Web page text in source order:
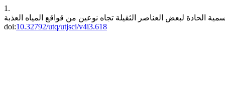
1.
doi:10.32792/utq/utjsci/v4i3.618